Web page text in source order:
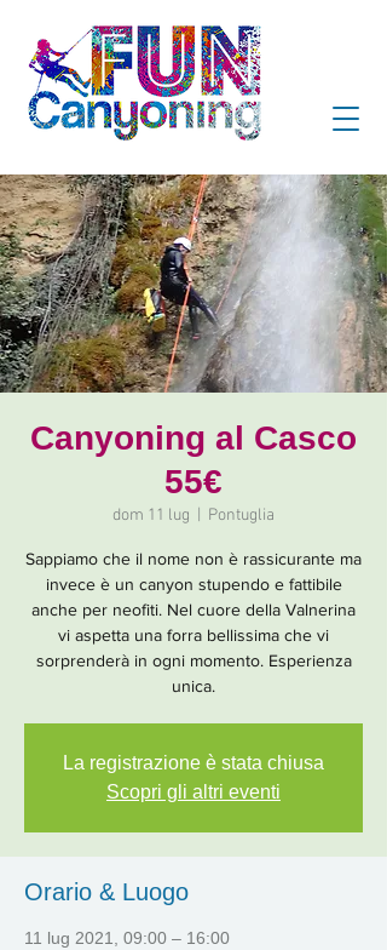
Canyoning al Casco
55€
dom 11 lug Pontuglia
Sappiamo che il nome non è rassicurante ma
invece è un canyon stupendo e fattibile
anche per neofiti. Nel cuore della Valnerina
vi aspetta una forra bellissima che vi
sorprenderà in ogni momento. Esperienza
unica.
La registrazione è stata chiusa
Scopri gli altri eventi
Orario & Luogo
11 lug 2021, 09:00 – 16:00